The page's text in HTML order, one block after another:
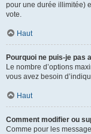
pour une durée illimitée)
vote.
Haut
Pourquoi ne puis-je pas
Le nombre d’options
vous avez besoin
Haut
Comment modifier ou
Comme pour les